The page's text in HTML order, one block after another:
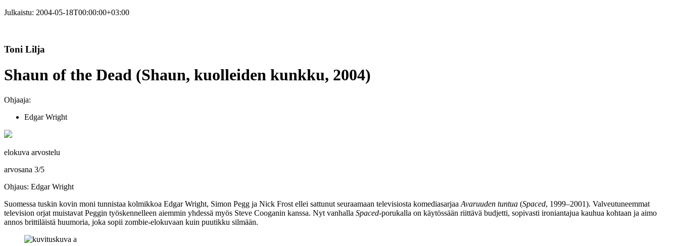
Julkaistu: 2004-05-18T00:00:00+03:00
Toni Lilja
Shaun of the Dead (Shaun, kuolleiden kunkku, 2004)
Ohjaaja:
Edgar Wright
elokuva arvostelu
arvosana 3/5
Ohjaus: Edgar Wright
Suomessa tuskin kovin moni tunnistaa kolmikkoa Edgar Wright, Simon Pegg ja Nick Frost ellei sattunut seuraamaan televisiosta komediasarjaa Avaruuden tuntua (Spaced, 1999–2001). Valveutuneemmat
television orjat muistavat Peggin työskennelleen aiemmin yhdessä myös Steve Cooganin kanssa. Nyt vanhalla Spaced-porukalla on käytössään riittävä budjetti, sopivasti ironiantajua kauhua kohtaan ja aimo
annos brittiläistä huumoria, joka sopii zombie-elokuvaan kuin puutikku silmään.